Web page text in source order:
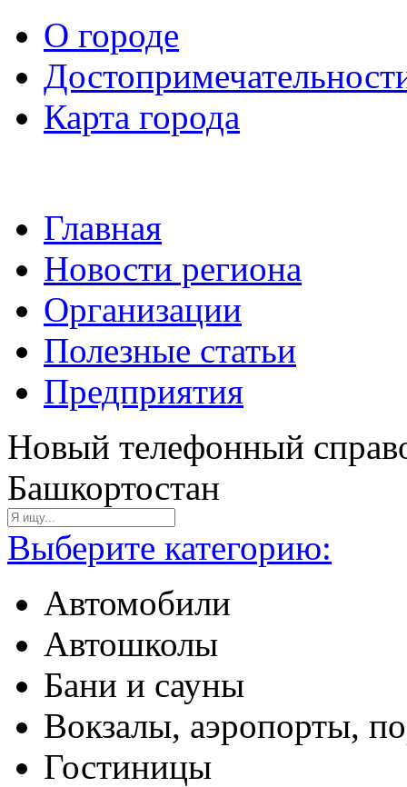
О городе
Карта города
Главная
Новости региона
Организации
Полезные статьи
Предприятия
Новый телефонный
Башкортостан
Выберите категорию:
Автомобили
Автошколы
Бани и сауны
Вокзалы, аэропорты,
Гостиницы